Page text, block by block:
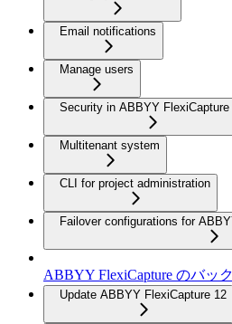
Email notifications
Manage users
Security in ABBYY FlexiCapture
Multitenant system
CLI for project administration
Failover configurations for
ABBYY FlexiCapture のバッ
Update ABBYY FlexiCapture 12